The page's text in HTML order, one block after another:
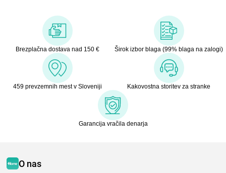
Brezplačna dostava nad 150 € Širok izbor blaga (99% blaga na zalogi)
459 prevzemnih mest v Sloveniji Kakovostna storitev za stranke
Garancija vračila denarja
O nas